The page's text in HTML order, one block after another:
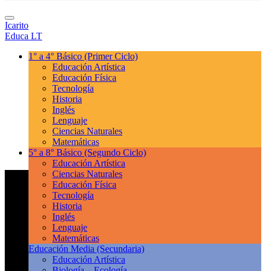
Icarito
Educa LT
1° a 4° Básico (Primer Ciclo)
Educación Artística
Educación Física
Tecnología
Historia
Inglés
Lenguaje
Ciencias Naturales
Matemáticas
5° a 8° Básico (Segundo Ciclo)
Educación Artística
Ciencias Naturales
Educación Física
Tecnología
Historia
Inglés
Lenguaje
Matemáticas
Educación Media (Secundaria)
Educación Artística